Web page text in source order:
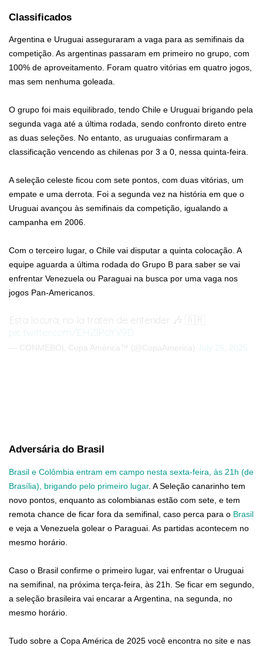
Classificados
Argentina e Uruguai asseguraram a vaga para as semifinais da
competição. As argentinas passaram em primeiro no grupo, com
100% de aproveitamento. Foram quatro vitórias em quatro jogos,
mas sem nenhuma goleada.
O grupo foi mais equilibrado, tendo Chile e Uruguai brigando pela
segunda vaga até a última rodada, sendo confronto direto entre
as duas seleções. No entanto, as uruguaias confirmaram a
classificação vencendo as chilenas por 3 a 0, nessa quinta-feira.
A seleção celeste ficou com sete pontos, com duas vitórias, um
empate e uma derrota. Foi a segunda vez na história em que o
Uruguai avançou às semifinais da competição, igualando a
campanha em 2006.
Com o terceiro lugar, o Chile vai disputar a quinta colocação. A
equipe aguarda a última rodada do Grupo B para saber se vai
enfrentar Venezuela ou Paraguai na busca por uma vaga nos
jogos Pan-Americanos.
Esta locura, no la traten de entender 🎶 🇦🇷
pic.twitter.com/EHZlPoYV9D
— CONMEBOL Copa América™️ (@CopaAmerica) July 25, 2025
Adversária do Brasil
Brasil e Colômbia entram em campo nesta sexta-feira, às 21h (de
Brasília), brigando pelo primeiro lugar. A Seleção canarinho tem
novo pontos, enquanto as colombianas estão com sete, e tem
remota chance de ficar fora da semifinal, caso perca para o Brasil
e veja a Venezuela golear o Paraguai. As partidas acontecem no
mesmo horário.
Caso o Brasil confirme o primeiro lugar, vai enfrentar o Uruguai
na semifinal, na próxima terça-feira, às 21h. Se ficar em segundo,
a seleção brasileira vai encarar a Argentina, na segunda, no
mesmo horário.
Tudo sobre a Copa América de 2025 você encontra no site e nas